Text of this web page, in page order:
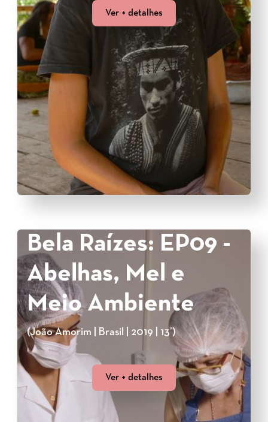
Ver + detalhes
Bela Raízes: EP09 -
Abelhas, Mel e
Meio Ambiente
(João Amorim | Brasil | 2019 | 13’)
Ver + detalhes